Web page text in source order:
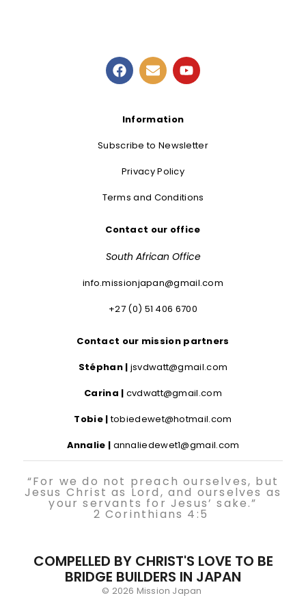
Information
Subscribe to Newsletter
Privacy Policy
Terms and Conditions
Contact our office
South African Office
info.missionjapan@gmail.com
+27 (0) 51 406 6700
Contact our mission partners
Stéphan | jsvdwatt@gmail.com
Carina | cvdwatt@gmail.com
Tobie |tobiedewet@hotmail.com
Annalie | annaliedewet1@gmail.com
“For we do not preach ourselves, but
Jesus Christ as Lord, and ourselves as
your servants for Jesus’ sake.”
2 Corinthians 4:5
COMPELLED BY CHRIST'S LOVE TO BE
BRIDGE BUILDERS IN JAPAN
© 2026 Mission Japan